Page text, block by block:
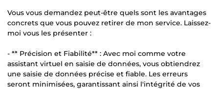
Vous vous demandez peut-être quels sont les avantages
concrets que vous pouvez retirer de mon service. Laissez-
moi vous les présenter :
- ** Précision et Fiabilité** : Avec moi comme votre
assistant virtuel en saisie de données, vous obtiendrez
une saisie de données précise et fiable. Les erreurs
seront minimisées, garantissant ainsi l'intégrité de vos